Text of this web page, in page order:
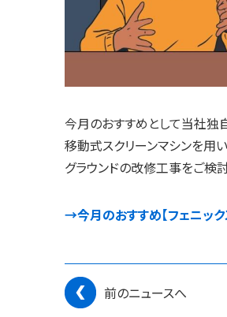
今月のおすすめとして当社独
移動式スクリーンマシンを用
グラウンドの改修工事をご検
→今月のおすすめ【フェニック
前のニュースへ